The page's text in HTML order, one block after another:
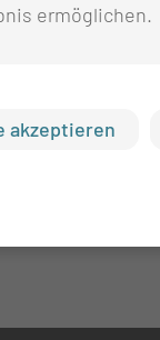
ermöglichen.
akzeptieren